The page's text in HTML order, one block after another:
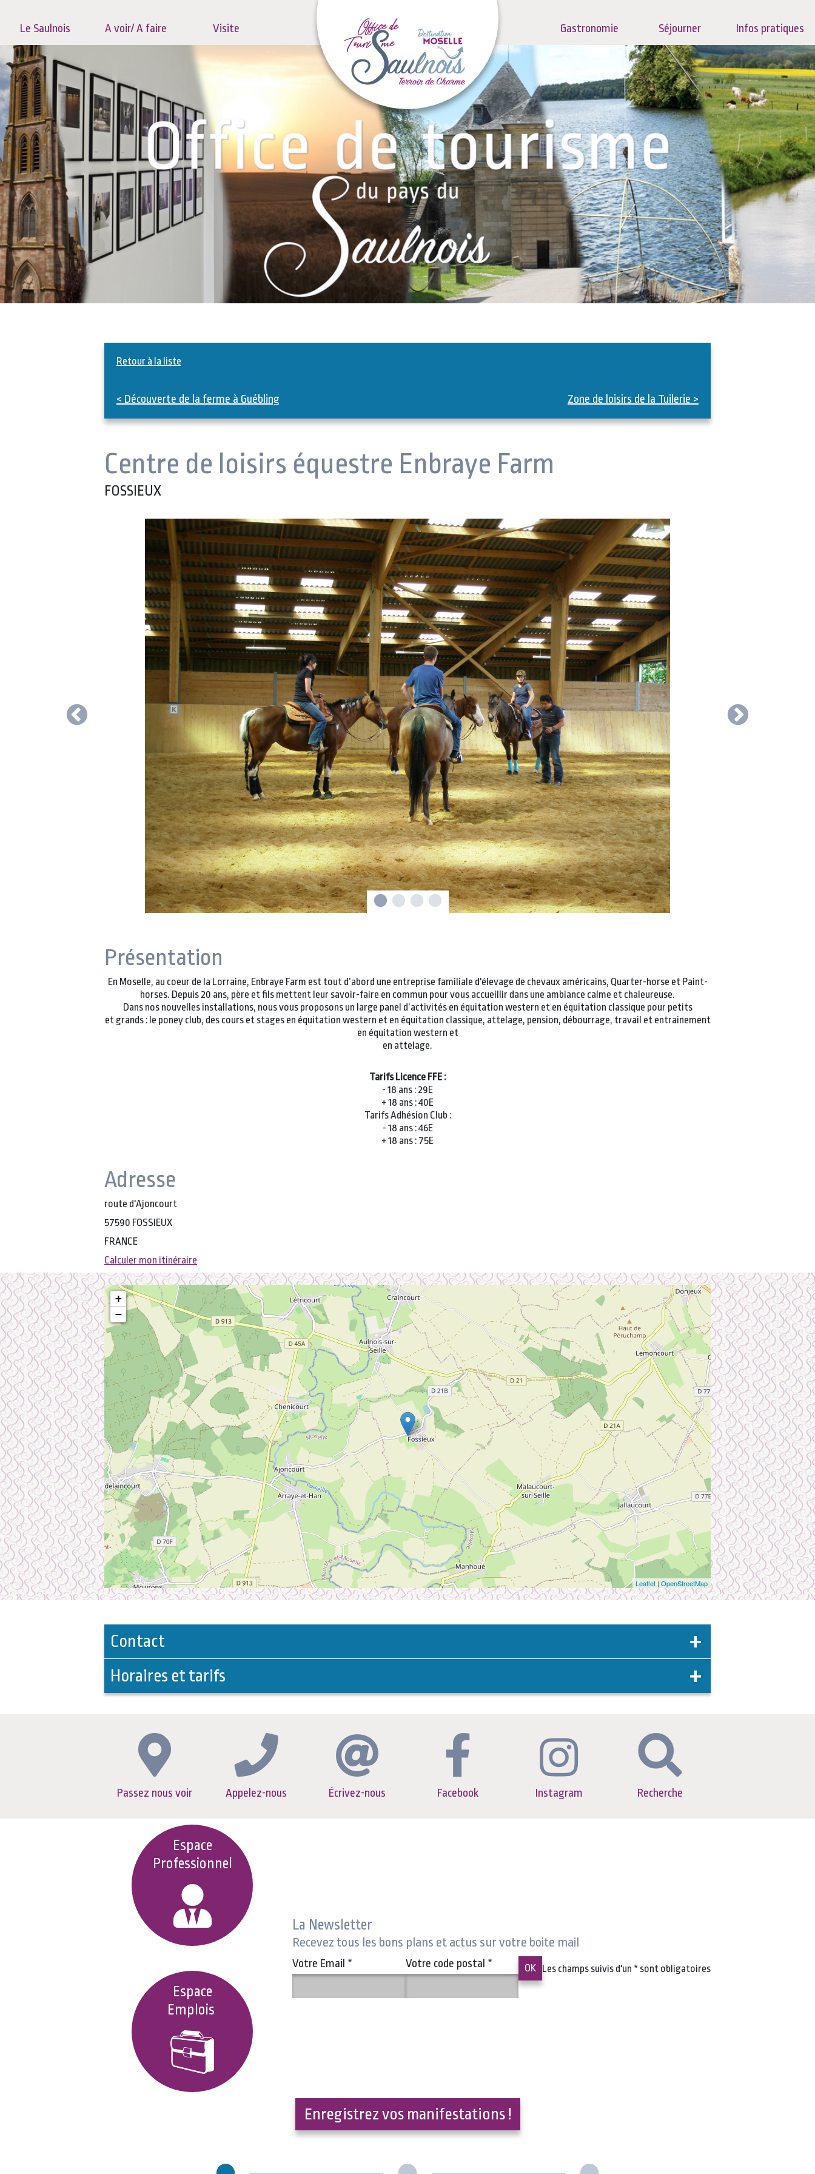
Le Saulnois A voir/ A faire Visite Gastronomie Séjourner Infos pratiques
Retour à la liste
< Découverte de la ferme à Guébling Zone de loisirs de la Tuilerie >
Centre de loisirs équestre Enbraye Farm
FOSSIEUX
Présentation
En Moselle, au coeur de la Lorraine, Enbraye Farm est tout d’abord une entreprise familiale d'élevage de chevaux américains, Quarter-horse et Paint-
horses. Depuis 20 ans, père et fils mettent leur savoir-faire en commun pour vous accueillir dans une ambiance calme et chaleureuse.
Dans nos nouvelles installations, nous vous proposons un large panel d’activités en équitation western et en équitation classique pour petits
et grands : le poney club, des cours et stages en équitation western et en équitation classique, attelage, pension, débourrage, travail et entrainement
en équitation western et
en attelage.
Tarifs Licence FFE :
- 18 ans : 29E
+ 18 ans : 40E
Tarifs Adhésion Club :
- 18 ans : 46E
+ 18 ans : 75E
Adresse
route d'Ajoncourt
57590 FOSSIEUX
FRANCE
Calculer mon itinéraire
+
−
Leaflet | OpenStreetMap
Contact
Horaires et tarifs
Passez nous voir Appelez-nous Écrivez-nous Facebook Instagram Recherche
Espace
Professionnel
Espace
Emplois
La Newsletter
Recevez tous les bons plans et actus sur votre boite mail
Votre Email * Votre code postal * Les champs suivis d'un * sont obligatoires
Enregistrez vos manifestations !